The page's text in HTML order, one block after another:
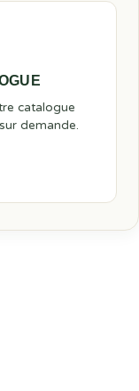
catalogue
demande.